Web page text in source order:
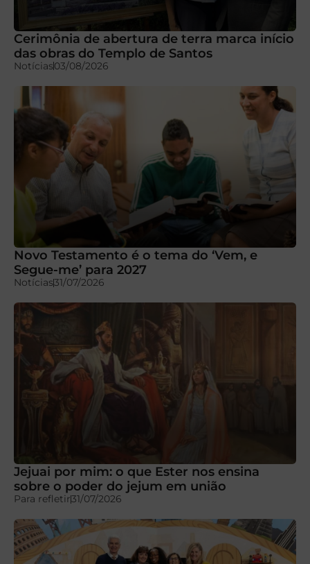
Cerimônia de abertura de terra marca início
das obras do Templo de Santos
Notícias03/08/2026
Novo Testamento é o tema do ‘Vem, e
Segue-me’ para 2027
Notícias31/07/2026
Jejuai por mim: o que Ester nos ensina
sobre o poder do jejum em união
Para refletir31/07/2026